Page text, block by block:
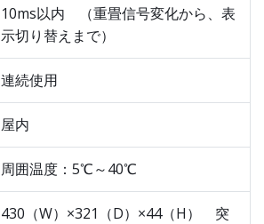
10ms以内 （重畳信号変化から、表
示切り替えまで）
連続使用
屋内
周囲温度：5℃～40℃
430（W）×321（D）×44（H） 突